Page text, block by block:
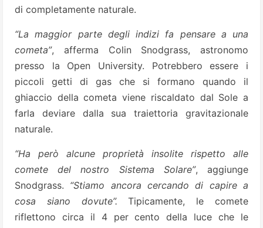
di completamente naturale.
“La maggior parte degli indizi fa pensare a una
cometa”, afferma Colin Snodgrass, astronomo
presso la Open University. Potrebbero essere i
piccoli getti di gas che si formano quando il
ghiaccio della cometa viene riscaldato dal Sole a
farla deviare dalla sua traiettoria gravitazionale
naturale.
“Ha però alcune proprietà insolite rispetto alle
comete del nostro Sistema Solare”, aggiunge
Snodgrass. “Stiamo ancora cercando di capire a
cosa siano dovute”.Tipicamente, le comete
riflettono circa il 4 per cento della luce che le